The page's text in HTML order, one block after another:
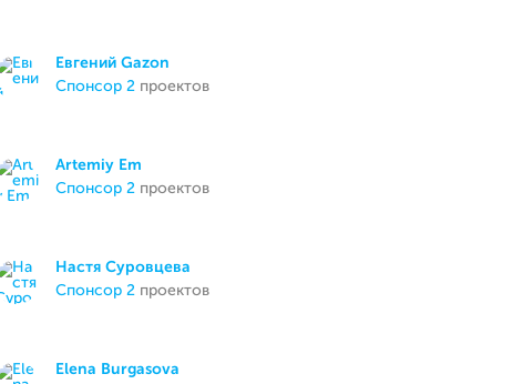
Евгений Gazon
спонсор 2 проектов
Artemiy Em
спонсор 2 проектов
Настя Суровцева
спонсор 2 проектов
Elena Burgasova